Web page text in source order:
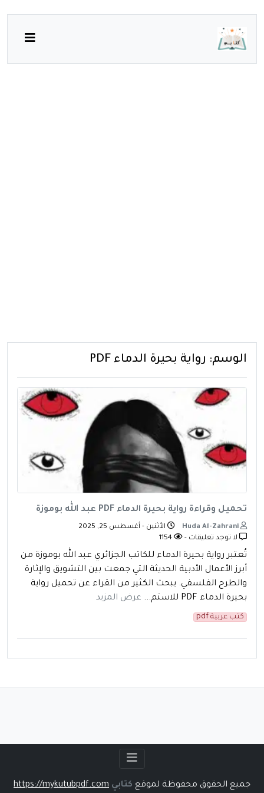
الوسم: رواية بحيرة الدماء PDF
تحميل وقراءة رواية بحيرة الدماء PDF عبد الله بوموزة
الأثنين - أغسطس 25, 2025
لا توجد تعليقات -
تُعتبر رواية بحيرة الدماء للكاتب الجزائري عبد الله بوموزة من
أبرز الأعمال الأدبية الحديثة التي جمعت بين التشويق والإثارة
والطرح الفلسفي. يبحث الكثير من القراء عن تحميل رواية
بحيرة الدماء PDF للاستم...
عرض المزيد
كتب عربية pdf
جميع الحقوق محفوظة لموقع كتابي https://mykutubpdf.com